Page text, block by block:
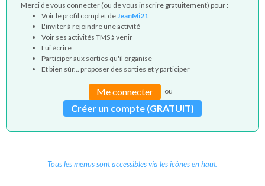
Merci de vous connecter (ou de vous inscrire gratuitement) pour :
Voir le profil complet deJeanMi21
L'inviter à rejoindre une activité
Voir ses activités TMS à venir
Lui écrire
Participer aux sorties qu'il organise
Et bien sûr... proposer des sorties et y participer
Me connecter ou
Créer un compte (GRATUIT)
Tous les menus sont accessibles via les icônes en haut.